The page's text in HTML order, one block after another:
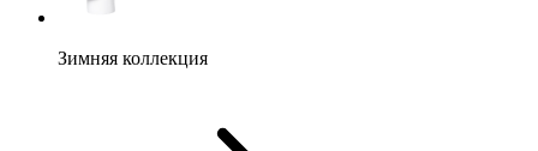
Зимняя коллекция